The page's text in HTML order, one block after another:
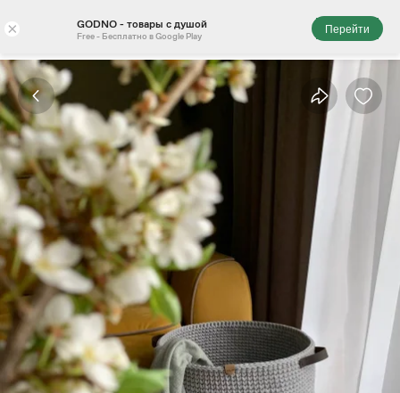
× GODNO - товары с душой
Free - Бесплатно в Google Play
Перейти